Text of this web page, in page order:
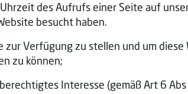
des Aufrufs einer Seite auf
besucht haben.
Verfügung zu stellen und um
zu können;
Interesse (gemäß Art 6 Abs